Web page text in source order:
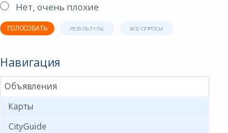
Нет, очень плохие
ГОЛОСОВАТЬ РЕЗУЛЬТАТЫ ВСЕ ОПРОСЫ
Навигация
Объявления
Карты
CityGuide